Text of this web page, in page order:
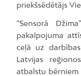
priekšsēdētājs
“Sensorā
pakalpojuma
ceļā uz
Latvijas
atbalstu bērniem